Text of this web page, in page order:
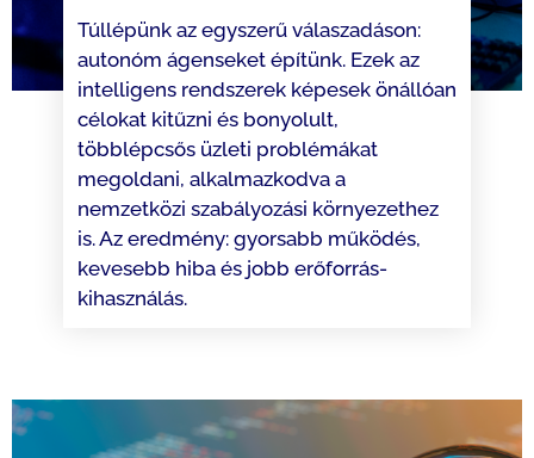
Túllépünk az egyszerű válaszadáson:
autonóm ágenseket építünk. Ezek az
intelligens rendszerek képesek önállóan
célokat kitűzni és bonyolult,
többlépcsős üzleti problémákat
megoldani, alkalmazkodva a
nemzetközi szabályozási környezethez
is. Az eredmény: gyorsabb működés,
kevesebb hiba és jobb erőforrás-
kihasználás.